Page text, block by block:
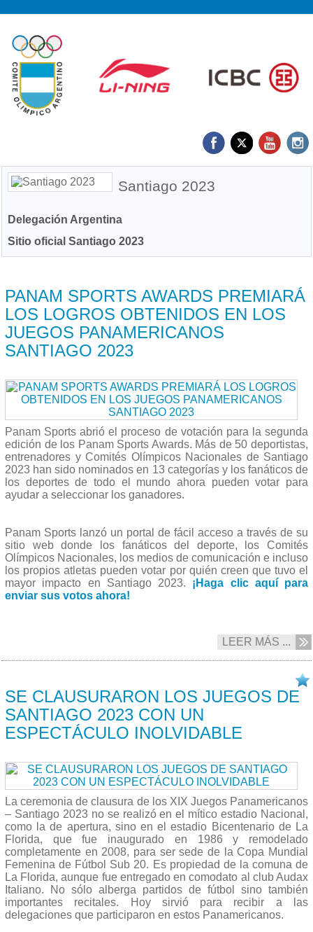
Santiago 2023
Delegación Argentina
Sitio oficial Santiago 2023
PANAM SPORTS AWARDS PREMIARÁ
LOS LOGROS OBTENIDOS EN LOS
JUEGOS PANAMERICANOS
SANTIAGO 2023
Panam Sports abrió el proceso de votación para la segunda
edición de los Panam Sports Awards. Más de 50 deportistas,
entrenadores y Comités Olímpicos Nacionales de Santiago
2023 han sido nominados en 13 categorías y los fanáticos de
los deportes de todo el mundo ahora pueden votar para
ayudar a seleccionar los ganadores.
Panam Sports lanzó un portal de fácil acceso a través de su
sitio web donde los fanáticos del deporte, los Comités
Olímpicos Nacionales, los medios de comunicación e incluso
los propios atletas pueden votar por quién creen que tuvo el
mayor impacto en Santiago 2023. ¡Haga clic aquí para
enviar sus votos ahora!
LEER MÁS ...
SE CLAUSURARON LOS JUEGOS DE
SANTIAGO 2023 CON UN
ESPECTÁCULO INOLVIDABLE
La ceremonia de clausura de los XIX Juegos Panamericanos
– Santiago 2023 no se realizó en el mítico estadio Nacional,
como la de apertura, sino en el estadio Bicentenario de La
Florida, que fue inaugurado en 1986 y remodelado
completamente en 2008, para ser sede de la Copa Mundial
Femenina de Fútbol Sub 20. Es propiedad de la comuna de
La Florida, aunque fue entregado en comodato al club Audax
Italiano. No sólo alberga partidos de fútbol sino también
importantes recitales. Hoy sirvió para recibir a las
delegaciones que participaron en estos Panamericanos.